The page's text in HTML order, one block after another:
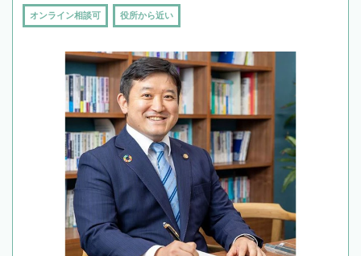
オンライン相談可 役所から近い